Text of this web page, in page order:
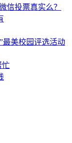
信投票真实么？
最美校园评选活动
忙